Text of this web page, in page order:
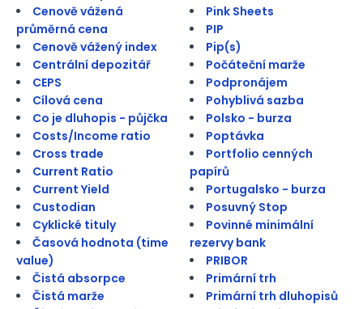
Cenově vážená
průměrná cena
Cenově vážený index
Centrální depozitář
CEPS
Cílová cena
Co je dluhopis - půjčka
Costs/Income ratio
Cross trade
Current Ratio
Current Yield
Custodian
Cyklické tituly
Časová hodnota (time
value)
Čistá absorpce
Čistá marže
Pink Sheets
PIP
Pip(s)
Počáteční marže
Podpronájem
Pohyblivá sazba
Polsko - burza
Poptávka
Portfolio cenných
papírů
Portugalsko - burza
Posuvný Stop
Povinné minimální
rezervy bank
PRIBOR
Primární trh
Primární trh dluhopisů